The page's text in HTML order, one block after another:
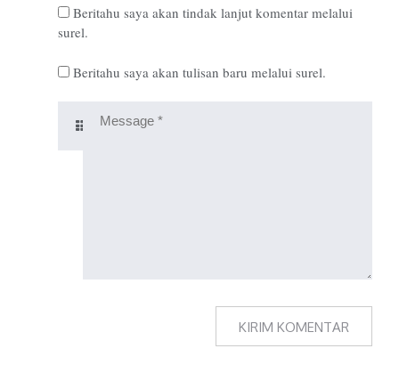
Beritahu saya akan tindak lanjut komentar melalui
surel.
Beritahu saya akan tulisan baru melalui surel.